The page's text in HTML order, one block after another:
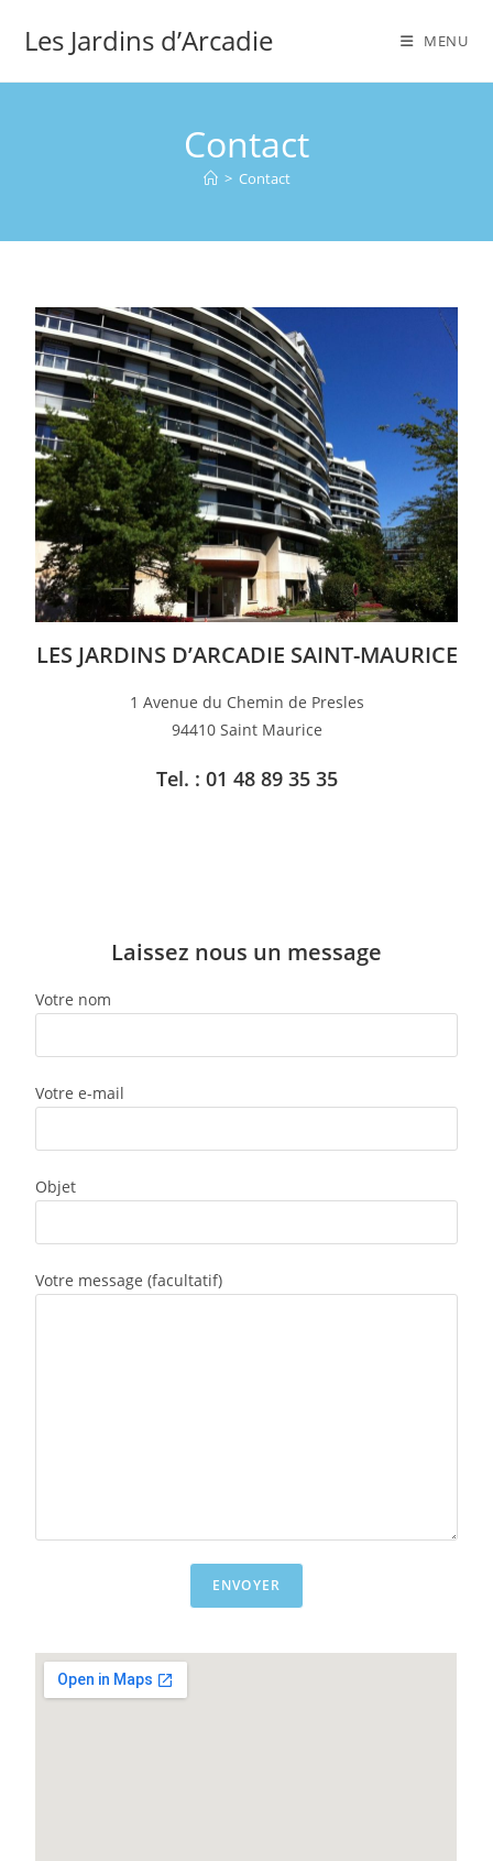
Les Jardins d’Arcadie MENU
Contact
> Contact
LES JARDINS D’ARCADIE SAINT-MAURICE
1 Avenue du Chemin de Presles
94410 Saint Maurice
Tel. : 01 48 89 35 35
Laissez nous un message
Votre nom
Votre e-mail
Objet
Votre message (facultatif)